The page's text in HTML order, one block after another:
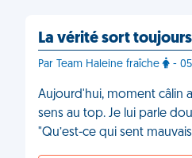
La vérité sort
Par Team Haleine fraîche -
Aujourd'hui, moment câlin
sens au top. Je lui parle
"Qu’est-ce qui sent